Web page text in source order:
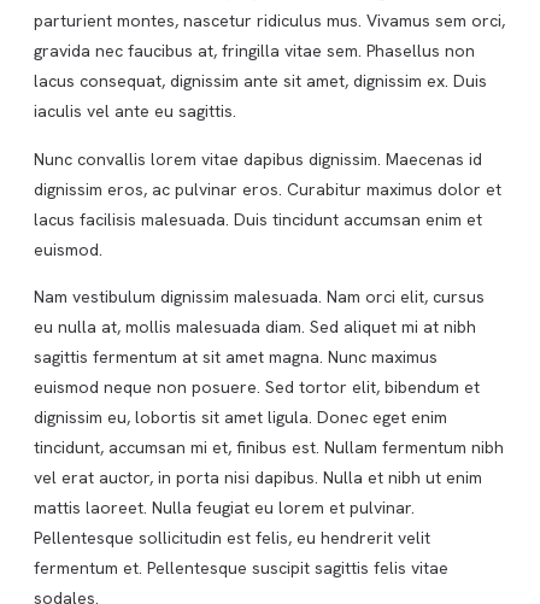
parturient montes, nascetur ridiculus mus. Vivamus sem orci,
gravida nec faucibus at, fringilla vitae sem. Phasellus non
lacus consequat, dignissim ante sit amet, dignissim ex. Duis
iaculis vel ante eu sagittis.
Nunc convallis lorem vitae dapibus dignissim. Maecenas id
dignissim eros, ac pulvinar eros. Curabitur maximus dolor et
lacus facilisis malesuada. Duis tincidunt accumsan enim et
euismod.
Nam vestibulum dignissim malesuada. Nam orci elit, cursus
eu nulla at, mollis malesuada diam. Sed aliquet mi at nibh
sagittis fermentum at sit amet magna. Nunc maximus
euismod neque non posuere. Sed tortor elit, bibendum et
dignissim eu, lobortis sit amet ligula. Donec eget enim
tincidunt, accumsan mi et, finibus est. Nullam fermentum nibh
vel erat auctor, in porta nisi dapibus. Nulla et nibh ut enim
mattis laoreet. Nulla feugiat eu lorem et pulvinar.
Pellentesque sollicitudin est felis, eu hendrerit velit
fermentum et. Pellentesque suscipit sagittis felis vitae
sodales.